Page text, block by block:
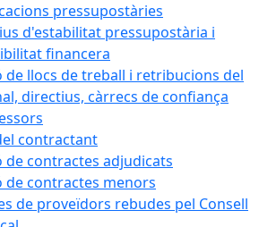
pressupostàries
d'estabilitat pressupostària i
financera
de llocs de treball i retribucions del
directius, càrrecs de confiança
contractant
de contractes adjudicats
de contractes menors
de proveïdors rebudes pel Consell